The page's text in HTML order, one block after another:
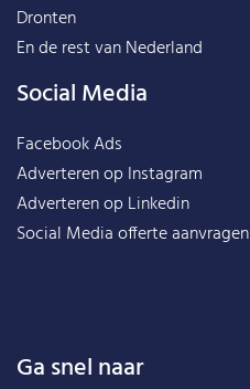
Dronten
En de rest vanNederland
Social Media
Facebook Ads
Adverteren op Instagram
Adverteren op Linkedin
Social Media offerte aanvragen
Ga snel naar